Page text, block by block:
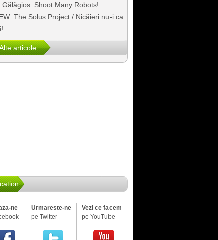
Gălăgios: Shoot Many Robots!
The Solus Project / Nicăieri nu-i ca
articole
ne
Urmareste-ne
pe Twitter
Vezi ce facem
pe YouTube